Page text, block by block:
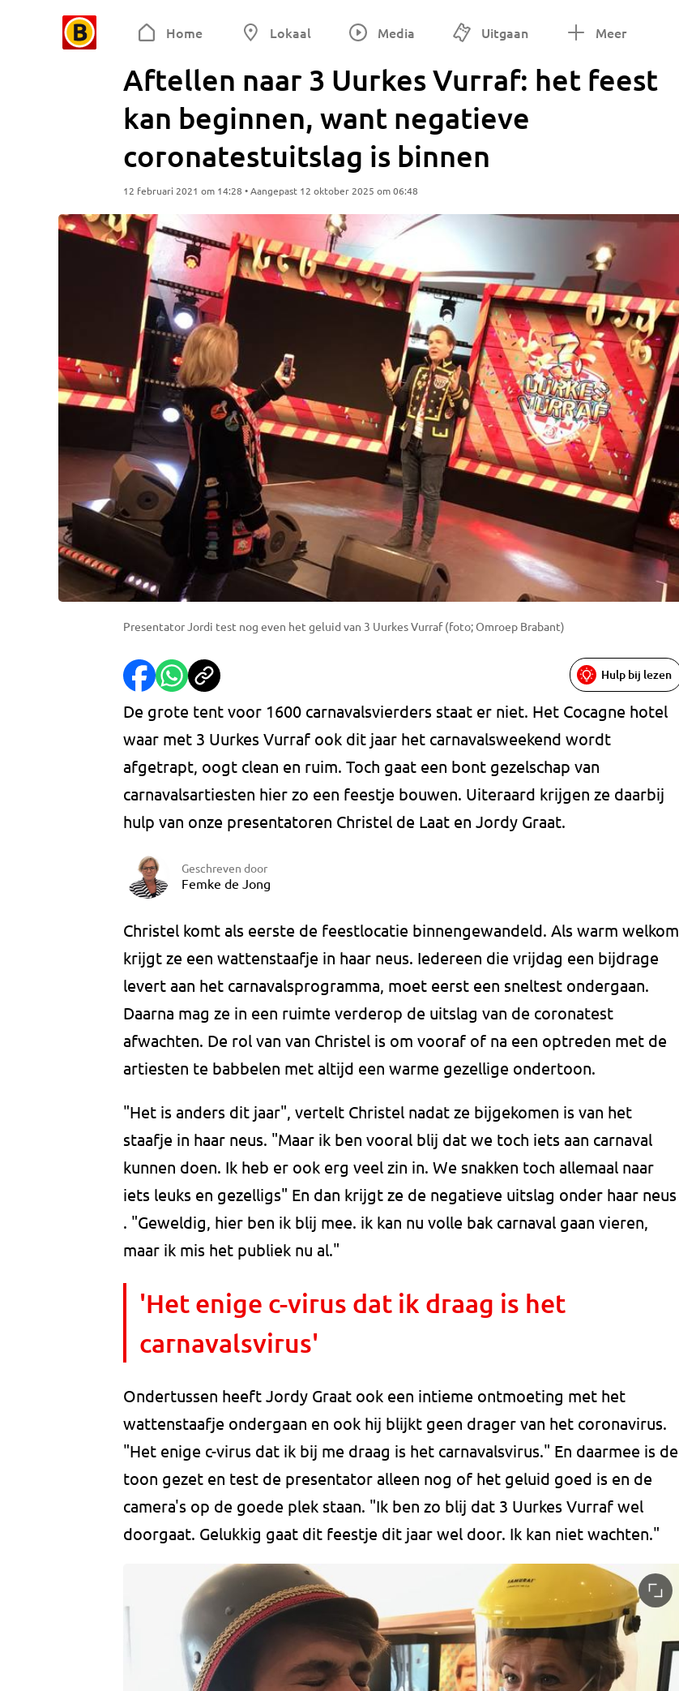
Home Lokaal Media Uitgaan Meer
Aftellen naar 3 Uurkes Vurraf: het feest
kan beginnen, want negatieve
coronatestuitslag is binnen
12 februari 2021 om 14:28 • Aangepast 12 oktober 2025 om 06:48
Presentator Jordi test nog even het geluid van 3 Uurkes Vurraf (foto; Omroep Brabant)
Hulp bij lezen
De grote tent voor 1600 carnavalsvierders staat er niet. Het Cocagne hotel
waar met 3 Uurkes Vurraf ook dit jaar het carnavalsweekend wordt
afgetrapt, oogt clean en ruim. Toch gaat een bont gezelschap van
carnavalsartiesten hier zo een feestje bouwen. Uiteraard krijgen ze daarbij
hulp van onze presentatoren Christel de Laat en Jordy Graat.
Geschreven door
Femke de Jong
Christel komt als eerste de feestlocatie binnengewandeld. Als warm welkom
krijgt ze een wattenstaafje in haar neus. Iedereen die vrijdag een bijdrage
levert aan het carnavalsprogramma, moet eerst een sneltest ondergaan.
Daarna mag ze in een ruimte verderop de uitslag van de coronatest
afwachten. De rol van van Christel is om vooraf of na een optreden met de
artiesten te babbelen met altijd een warme gezellige ondertoon.
"Het is anders dit jaar", vertelt Christel nadat ze bijgekomen is van het
staafje in haar neus. "Maar ik ben vooral blij dat we toch iets aan carnaval
kunnen doen. Ik heb er ook erg veel zin in. We snakken toch allemaal naar
iets leuks en gezelligs" En dan krijgt ze de negatieve uitslag onder haar neus
. "Geweldig, hier ben ik blij mee. ik kan nu volle bak carnaval gaan vieren,
maar ik mis het publiek nu al."
'Het enige c-virus dat ik draag is het
carnavalsvirus'
Ondertussen heeft Jordy Graat ook een intieme ontmoeting met het
wattenstaafje ondergaan en ook hij blijkt geen drager van het coronavirus.
"Het enige c-virus dat ik bij me draag is het carnavalsvirus." En daarmee is de
toon gezet en test de presentator alleen nog of het geluid goed is en de
camera's op de goede plek staan. "Ik ben zo blij dat 3 Uurkes Vurraf wel
doorgaat. Gelukkig gaat dit feestje dit jaar wel door. Ik kan niet wachten."